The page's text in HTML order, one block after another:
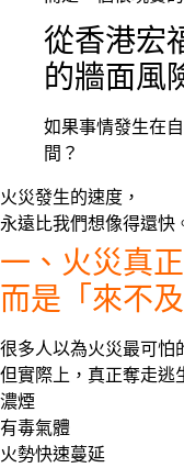
從香港宏
的牆面風
如果事情發生在
間？
火災發生的速度，
永遠比我們想像得還快
一、火災真
而是「來不及
很多人以為火災最可怕
但實際上，真正奪走逃
濃煙
有毒氣體
火勢快速蔓延